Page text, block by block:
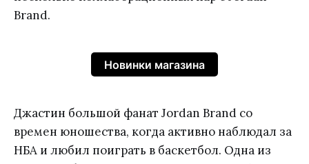
Brand.
Новинки магазина
Джастин большой фанат Jordan Brand со
времен юношества, когда активно наблюдал за
НБА и любил поиграть в баскетбол. Одна из